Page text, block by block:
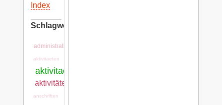
Index
Schlagwörter:
administration
aktivitaeten
aktivitaeten:aktivitaeten
aktivitätenarten
anschriften